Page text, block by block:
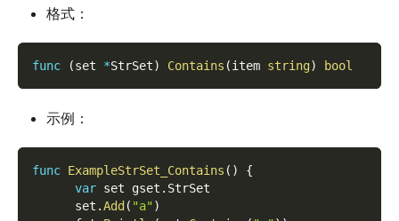
格式：
func (set *StrSet) Contains (item string) bool
示例：
func ExampleStrSet_Contains ( )
{
var set gset . StrSet
      set
.Add ( "a")